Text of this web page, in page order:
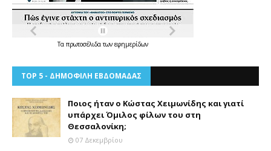
Τα πρωτοσέλιδατων εφημερίδων
TOP 5 - ΔΗΜΟΦΙΛΗ ΕΒΔΟΜΑΔΑΣ
Ποιος ήταν ο Κώστας Χειμωνίδης και γιατί
υπάρχει Όμιλος φίλων του στη
Θεσσαλονίκη;
07 Δεκεμβρίου